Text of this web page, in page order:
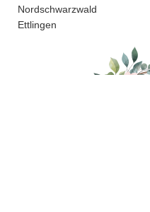
Nordschwarzwald
Ettlingen